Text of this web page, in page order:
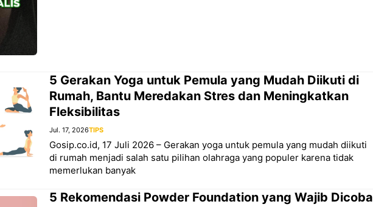
5 Gerakan Yoga untuk Pemula yang Mudah Diikuti di
Rumah, Bantu Meredakan Stres dan Meningkatkan
Fleksibilitas
Jul. 17, 2026TIPS
Gosip.co.id, 17 Juli 2026 – Gerakan yoga untuk pemula yang mudah diikuti
di rumah menjadi salah satu pilihan olahraga yang populer karena tidak
memerlukan banyak
5 Rekomendasi Powder Foundation yang Wajib Dicoba